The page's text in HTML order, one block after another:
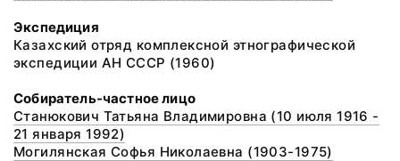
Экспедиция
Казахский отряд комплексной этнографической
экспедиции АН СССР (1960)
Собиратель-частное лицо
Станюкович Татьяна Владимировна (10 июля 1916 -
21 января 1992)
Могилянская Софья Николаевна (1903-1975)